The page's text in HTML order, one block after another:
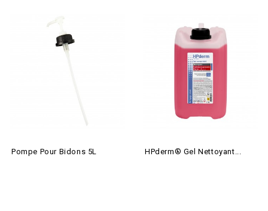
Pompe Pour Bidons 5L HPderm® Gel Nettoyant...